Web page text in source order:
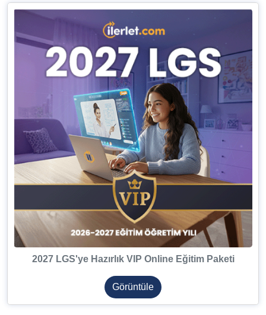
2027 LGS'ye Hazırlık VIP Online Eğitim Paketi
Görüntüle